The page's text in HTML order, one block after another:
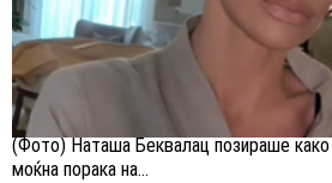
(Фото) Наташа Беквалац позираше како
моќна порака на...